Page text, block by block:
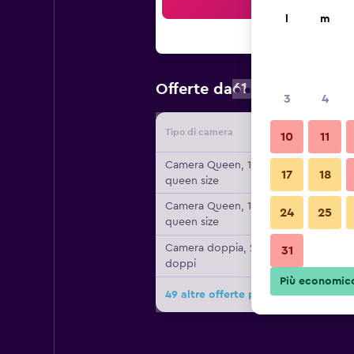
Offerte da61 € Prezzo a
Tipo di camera Fornitore
Camera Queen, 1 letto
queen size
Camera Queen, 1 letto
queen size
Camera doppia, 2 letti
doppi
49 altre offerte per Comfort Inn
m
3 4
10 11
17 18
24 25
31
Più